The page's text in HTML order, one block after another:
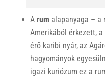
A rum alapanyaga – a
Amerikából érkezett,
érő karibi nyár, az
hagyományok
igazi kuriózum ez a